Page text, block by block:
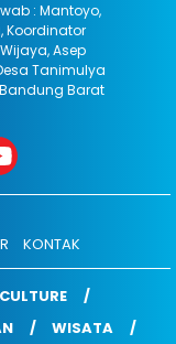
: Mantoyo,
Koordinator
Asep
Tanimulya
Barat
KONTAK
WISATA